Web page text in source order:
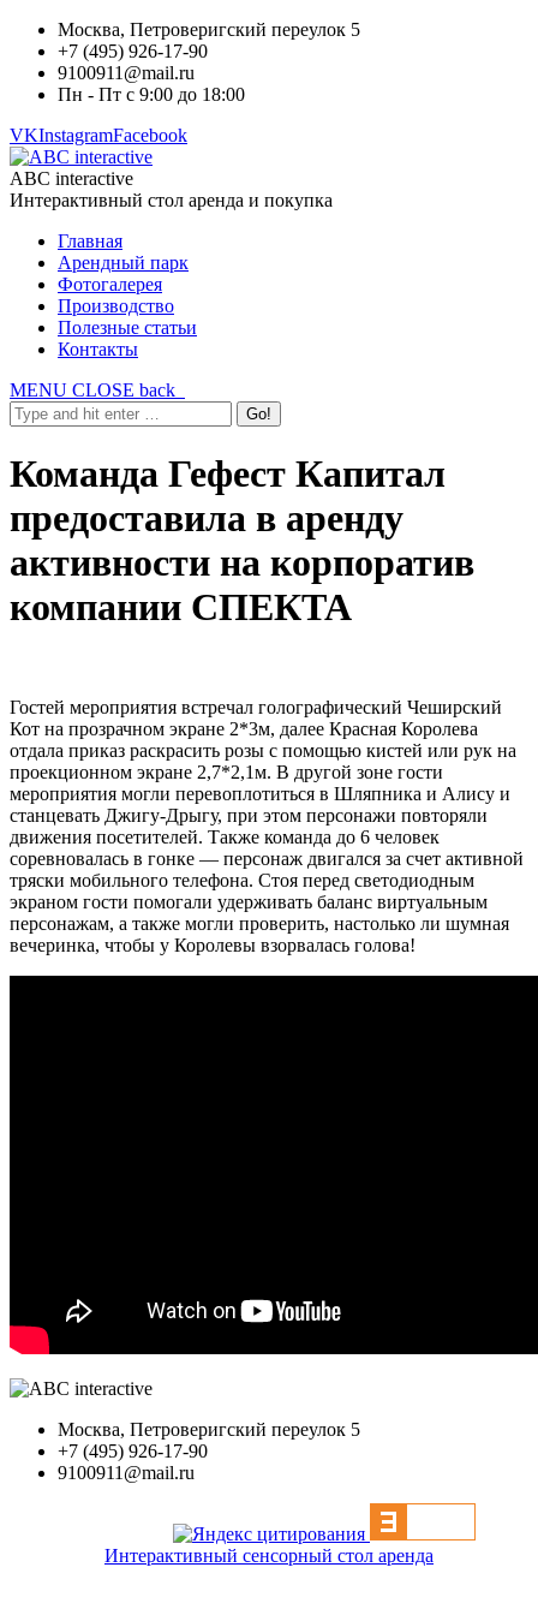
Москва, Петроверигский переулок 5
+7 (495) 926-17-90
9100911@mail.ru
Пн - Пт с 9:00 до 18:00
VKInstagramFacebook
ABC interactive
Интерактивный стол аренда и покупка
Главная
Арендный парк
Фотогалерея
Производство
Полезные статьи
Контакты
MENU CLOSE back
Команда Гефест Капитал
предоставила в аренду
активности на корпоратив
компании СПЕКТА
Гостей мероприятия встречал голографический Чеширский
Кот на прозрачном экране 2*3м, далее Красная Королева
отдала приказ раскрасить розы с помощью кистей или рук на
проекционном экране 2,7*2,1м. В другой зоне гости
мероприятия могли перевоплотиться в Шляпника и Алису и
станцевать Джигу-Дрыгу, при этом персонажи повторяли
движения посетителей. Также команда до 6 человек
соревновалась в гонке — персонаж двигался за счет активной
тряски мобильного телефона. Стоя перед светодиодным
экраном гости помогали удерживать баланс виртуальным
персонажам, а также могли проверить, настолько ли шумная
вечеринка, чтобы у Королевы взорвалась голова!
Москва, Петроверигский переулок 5
+7 (495) 926-17-90
9100911@mail.ru
Интерактивный сенсорный стол аренда